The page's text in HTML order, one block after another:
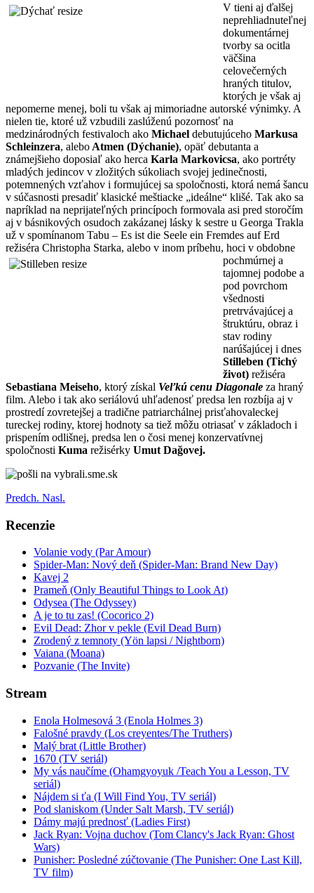
V tieni aj ďalšej
neprehliadnuteľnej
dokumentárnej
tvorby sa ocitla
väčšina
celovečerných
hraných titulov,
ktorých je však aj
nepomerne menej, boli tu však aj mimoriadne autorské výnimky. A
nielen tie, ktoré už vzbudili zaslúženú pozornosť na
medzinárodných festivaloch ako Michael debutujúceho Markusa
Schleinzera, alebo Atmen (Dýchanie), opäť debutanta a
známejšieho doposiaľ ako herca Karla Markovicsa, ako portréty
mladých jedincov v zložitých súkoliach svojej jedinečnosti,
potemnených vzťahov i formujúcej sa spoločnosti, ktorá nemá šancu
v súčasnosti presadiť klasické meštiacke „ideálne“ klišé. Tak ako sa
napríklad na neprijateľných princípoch formovala asi pred storočím
aj v básnikových osudoch zakázanej lásky k sestre u Georga Trakla
už v spomínanom Tabu – Es ist die Seele ein Fremdes auf Erd
režiséra Christopha Starka, alebo v inom príbehu, hoci v obdobne
pochmúrnej a
tajomnej podobe a
pod povrchom
všednosti
pretrvávajúcej a
štruktúru, obraz i
stav rodiny
narúšajúcej i dnes
Stilleben (Tichý
život) režiséra
Sebastiana Meiseho, ktorý získal Veľkú cenu Diagonale za hraný
film. Alebo i tak ako seriálovú uhľadenosť predsa len rozbíja aj v
prostredí zovretejšej a tradične patriarchálnej prisťahovaleckej
tureckej rodiny, ktorej hodnoty sa tiež môžu otriasať v základoch i
prispením odlišnej, predsa len o čosi menej konzervatívnej
spoločnosti Kuma režisérky Umut Dağovej.
Predch. Nasl.
Recenzie
Volanie vody (Par Amour)
Spider-Man: Nový deň (Spider-Man: Brand New Day)
Kavej 2
Prameň (Only Beautiful Things to Look At)
Odysea (The Odyssey)
A je to tu zas! (Cocorico 2)
Evil Dead: Zhor v pekle (Evil Dead Burn)
Zrodený z temnoty (Yön lapsi / Nightborn)
Vaiana (Moana)
Pozvanie (The Invite)
Stream
Enola Holmesová 3 (Enola Holmes 3)
Falošné pravdy (Los creyentes/The Truthers)
Malý brat (Little Brother)
1670 (TV seriál)
My vás naučíme (Ohamgyoyuk /Teach You a Lesson, TV
seriál)
Nájdem si ťa (I Will Find You, TV seriál)
Pod slaniskom (Under Salt Marsh, TV seriál)
Dámy majú prednosť (Ladies First)
Jack Ryan: Vojna duchov (Tom Clancy's Jack Ryan: Ghost
Wars)
Punisher: Posledné zúčtovanie (The Punisher: One Last Kill,
TV film)